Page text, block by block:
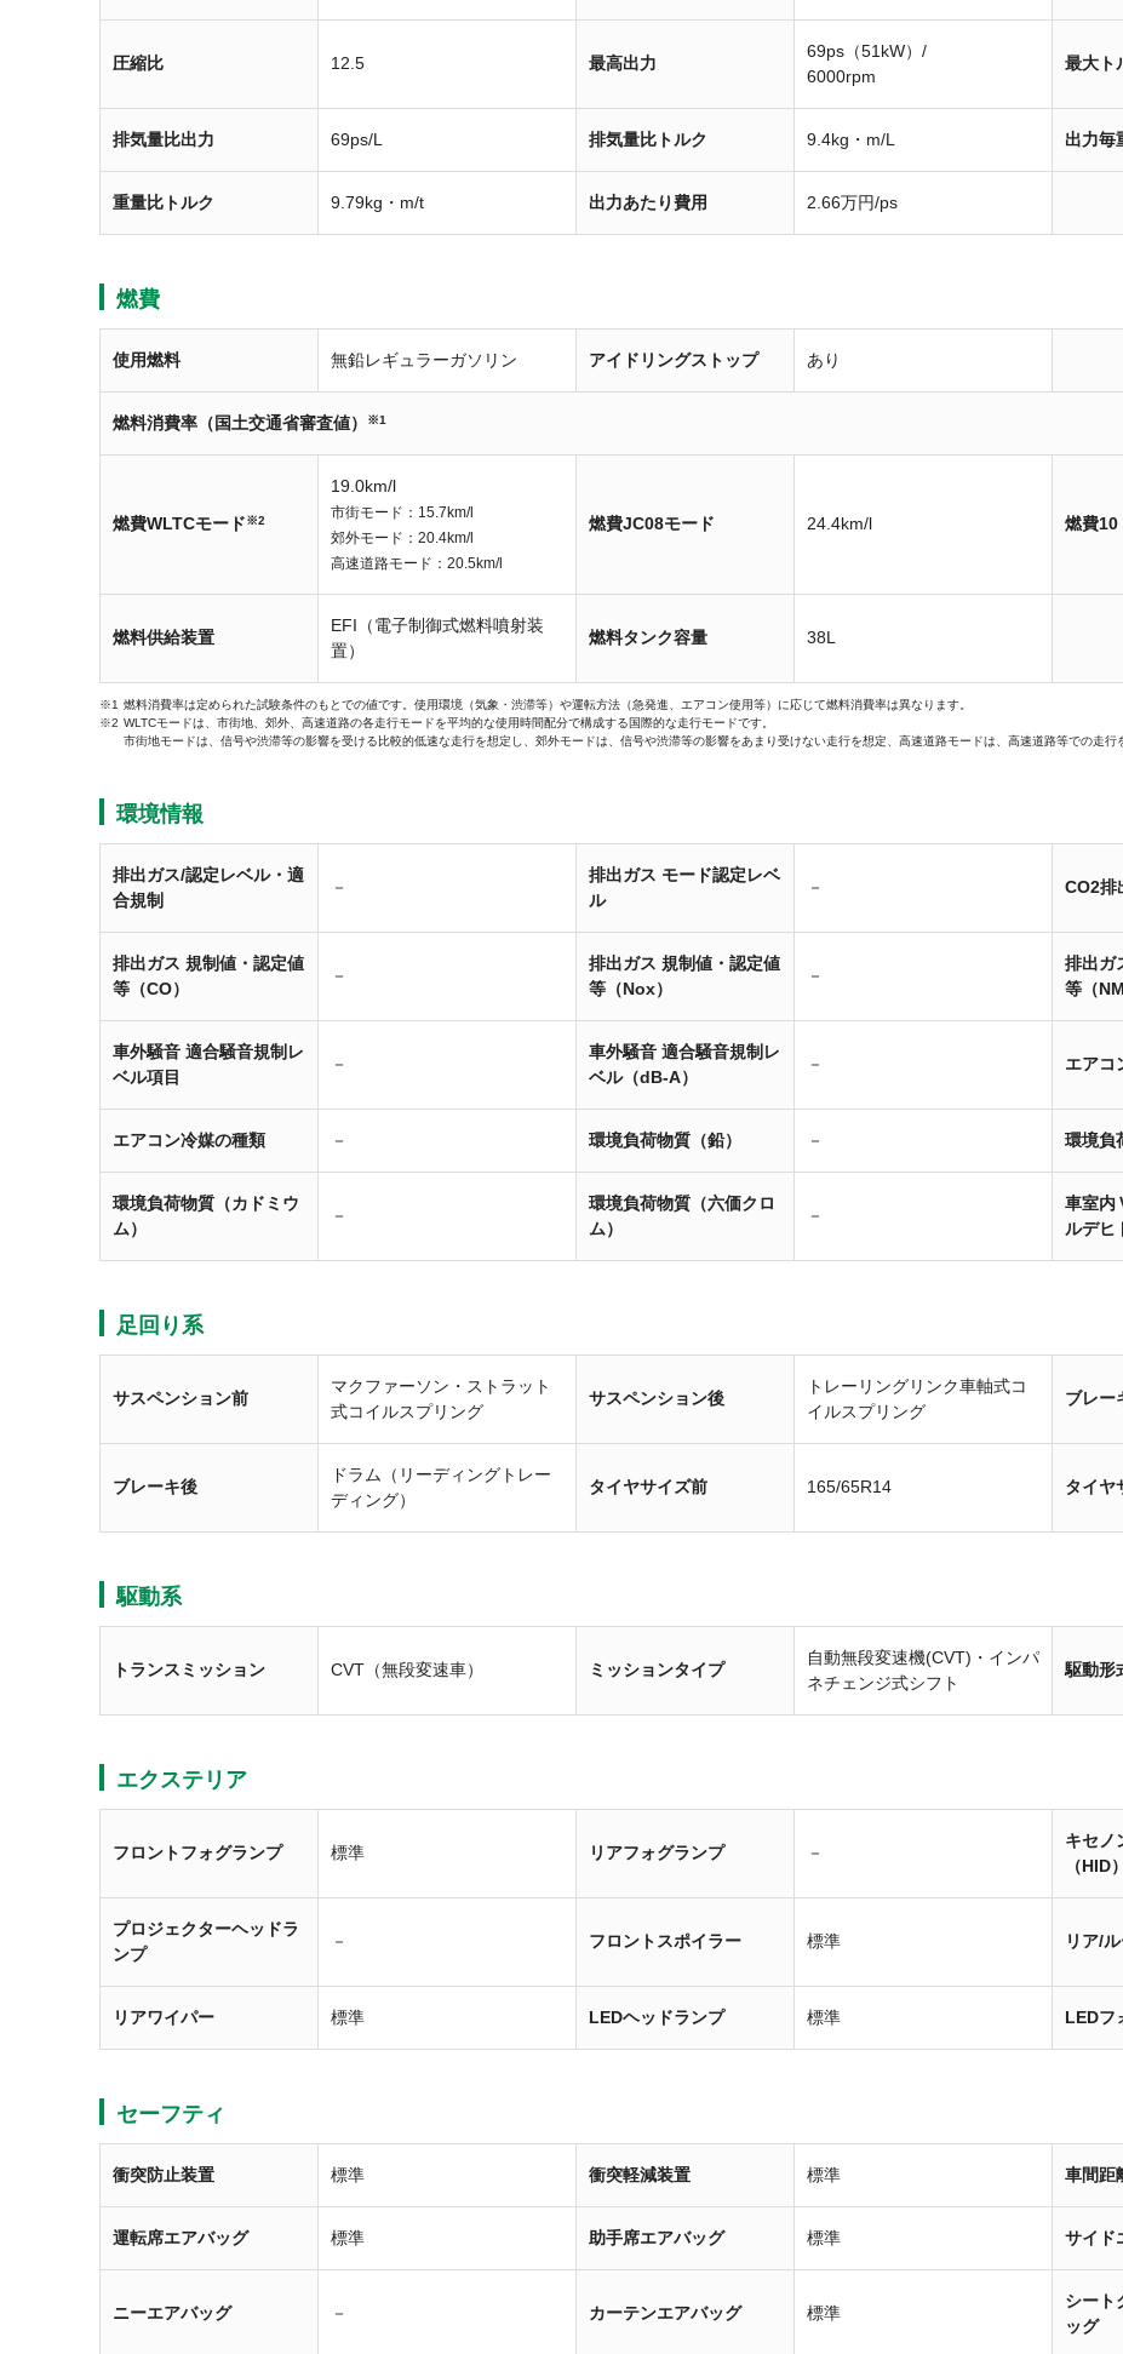
圧縮比 12.5 最高出力
69ps（51kW）/
6000rpm
最大ト
排気量比出力 69ps/L 排気量比トルク 9.4kg・m/L 出力毎
重量比トルク 9.79kg・m/t 出力あたり費用 2.66万円/ps
燃費
使用燃料 無鉛レギュラーガソリン アイドリングストップ あり
燃料消費率（国土交通省審査値） ※1
燃費WLTCモード※2
19.0km/l
市街モード：15.7km/l
郊外モード：20.4km/l
高速道路モード：20.5km/l
燃費JC08モード 24.4km/l 燃費10
燃料供給装置
EFI（電子制御式燃料噴射装
置）
燃料タンク容量 38L
燃料消費率は定められた試験条件のもとでの値です。使用環境（気象・渋滞等）や運転方法（急発進、エアコン使用等）に応じて燃料消費率は異なります。
WLTCモードは、市街地、郊外、高速道路の各走行モードを平均的な使用時間配分で構成する国際的な走行モードです。
市街地モードは、信号や渋滞等の影響を受ける比較的低速な走行を想定し、郊外モードは、信号や渋滞等の影響をあまり受けない走行を想定、高速道路モードは、高速道路等での走行
環境情報
排出ガス/認定レベル・適
合規制
－
排出ガス モード認定レベ
ル
－ CO2排
排出ガス 規制値・認定値
等（CO）
－
排出ガス 規制値・認定値
等（Nox）
－
排出ガ
等（
車外騒音 適合騒音規制レ
ベル項目
－
車外騒音 適合騒音規制レ
ベル（dB-A）
－ エアコ
エアコン冷媒の種類 － 環境負荷物質（鉛） － 環境負
環境負荷物質（カドミウ
ム）
－
環境負荷物質（六価クロ
ム）
－
車室内
ルデヒ
足回り系
サスペンション前
マクファーソン・ストラット
式コイルスプリング
サスペンション後
トレーリングリンク車軸式コ
イルスプリング
ブレー
ブレーキ後
ドラム（リーディングトレー
ディング）
タイヤサイズ前 165/65R14 タイヤ
駆動系
トランスミッション CVT（無段変速車） ミッションタイプ
自動無段変速機(CVT)・インパ
ネチェンジ式シフト
駆動形
エクステリア
フロントフォグランプ 標準 リアフォグランプ －
キセノ
（HID）
プロジェクターヘッドラ
ンプ
－ フロントスポイラー 標準 リア/
リアワイパー 標準 LEDヘッドランプ 標準 LEDフ
セーフティ
衝突防止装置 標準 衝突軽減装置 標準 車間距
運転席エアバッグ 標準 助手席エアバッグ 標準 サイド
ニーエアバッグ － カーテンエアバッグ 標準
シート
ッグ